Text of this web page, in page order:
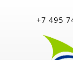
+7 495